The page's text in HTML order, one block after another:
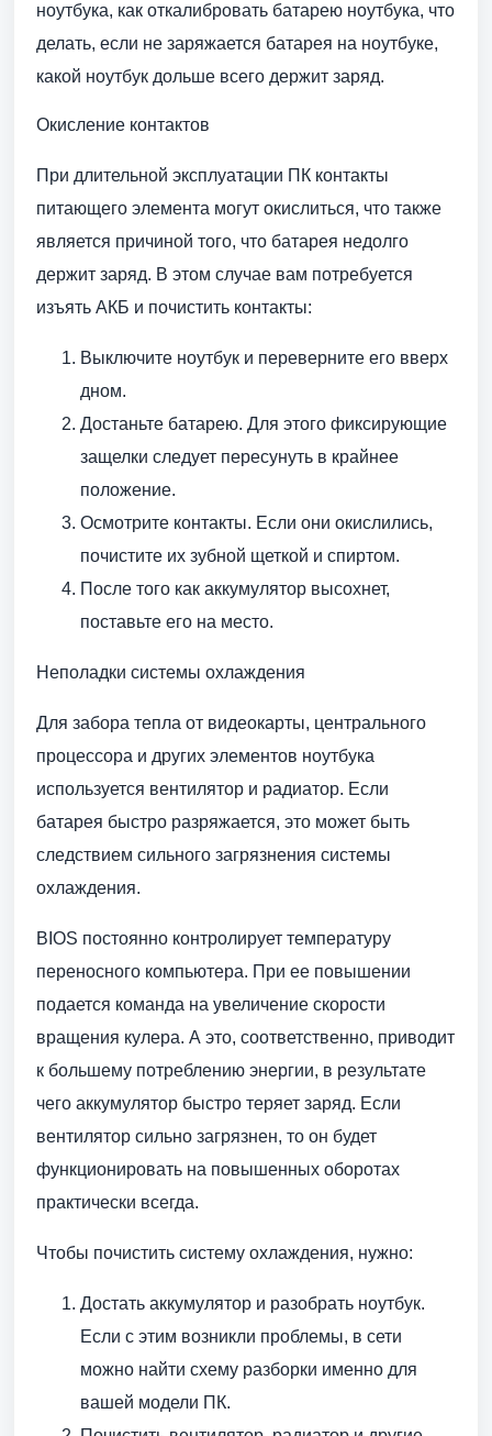
ноутбука, как откалибровать батарею ноутбука, что
делать, если не заряжается батарея на ноутбуке,
какой ноутбук дольше всего держит заряд.
Окисление контактов
При длительной эксплуатации ПК контакты
питающего элемента могут окислиться, что также
является причиной того, что батарея недолго
держит заряд. В этом случае вам потребуется
изъять АКБ и почистить контакты:
Выключите ноутбук и переверните его вверх
дном.
Достаньте батарею. Для этого фиксирующие
защелки следует пересунуть в крайнее
положение.
Осмотрите контакты. Если они окислились,
почистите их зубной щеткой и спиртом.
После того как аккумулятор высохнет,
поставьте его на место.
Неполадки системы охлаждения
Для забора тепла от видеокарты, центрального
процессора и других элементов ноутбука
используется вентилятор и радиатор. Если
батарея быстро разряжается, это может быть
следствием сильного загрязнения системы
охлаждения.
BIOS постоянно контролирует температуру
переносного компьютера. При ее повышении
подается команда на увеличение скорости
вращения кулера. А это, соответственно, приводит
к большему потреблению энергии, в результате
чего аккумулятор быстро теряет заряд. Если
вентилятор сильно загрязнен, то он будет
функционировать на повышенных оборотах
практически всегда.
Чтобы почистить систему охлаждения, нужно:
Достать аккумулятор и разобрать ноутбук.
Если с этим возникли проблемы, в сети
можно найти схему разборки именно для
вашей модели ПК.